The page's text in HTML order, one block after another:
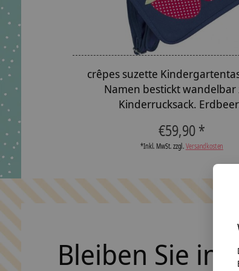
crêpes suzette
Namen bestickt wandelbar
Kinderrucksack.
€59,90 *
*Inkl. MwSt. zzgl.Versandkosten
Bleiben Sie in